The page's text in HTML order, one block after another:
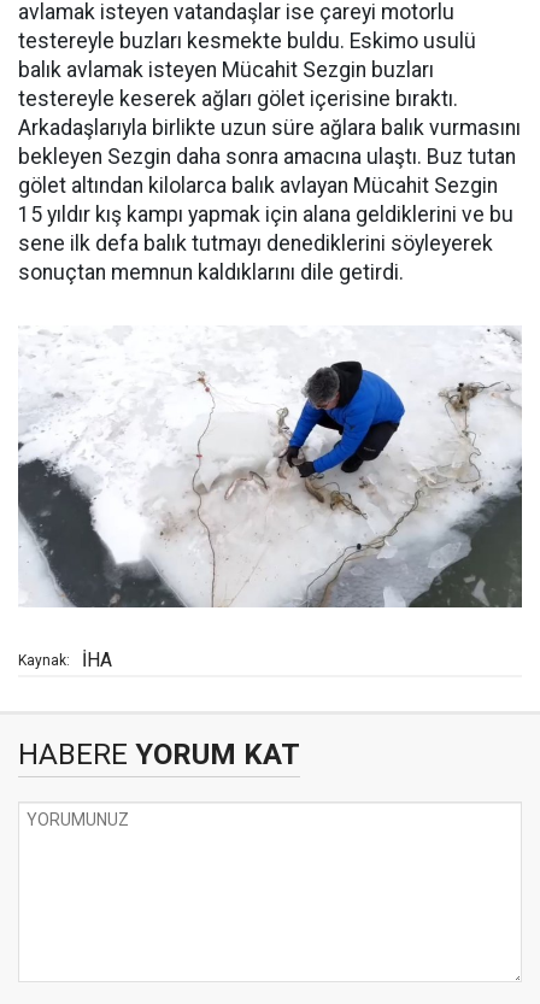
avlamak isteyen vatandaşlar ise çareyi motorlu
testereyle buzları kesmekte buldu. Eskimo usulü
balık avlamak isteyen Mücahit Sezgin buzları
testereyle keserek ağları gölet içerisine bıraktı.
Arkadaşlarıyla birlikte uzun süre ağlara balık vurmasını
bekleyen Sezgin daha sonra amacına ulaştı. Buz tutan
gölet altından kilolarca balık avlayan Mücahit Sezgin
15 yıldır kış kampı yapmak için alana geldiklerini ve bu
sene ilk defa balık tutmayı denediklerini söyleyerek
sonuçtan memnun kaldıklarını dile getirdi.
Kaynak: İHA
HABERE YORUM KAT